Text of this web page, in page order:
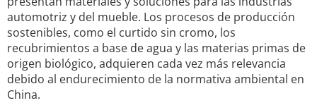
automotriz y del mueble. Los procesos de producción
sostenibles, como el curtido sin cromo, los
recubrimientos a base de agua y las materias primas de
origen biológico, adquieren cada vez más relevancia
debido al endurecimiento de la normativa ambiental en
China.